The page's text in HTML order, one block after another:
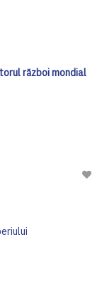
război mondial